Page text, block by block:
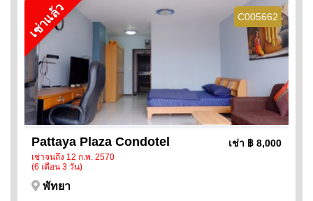
C005662
เช่าแล้ว
Pattaya Plaza Condotel
เช่าจนถึง 12 ก.พ. 2570
(6 เดือน 3 วัน)
เช่า ฿ 8,000
พัทยา